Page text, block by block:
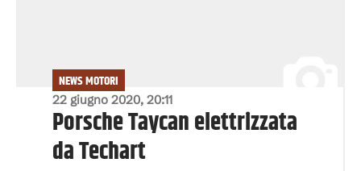
22 giugno 2020, 20:11
NEWS MOTORI
Porsche Taycan elettrizzata
da Techart